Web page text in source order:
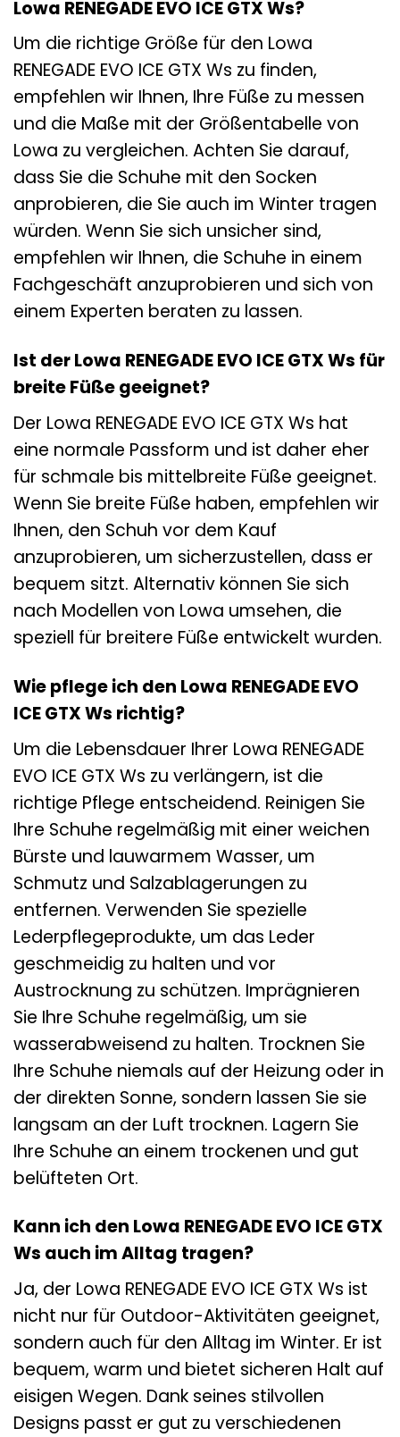
Lowa RENEGADE EVO ICE GTX Ws?
Um die richtige Größe für den Lowa
RENEGADE EVO ICE GTX Ws zu finden,
empfehlen wir Ihnen, Ihre Füße zu messen
und die Maße mit der Größentabelle von
Lowa zu vergleichen. Achten Sie darauf,
dass Sie die Schuhe mit den Socken
anprobieren, die Sie auch im Winter tragen
würden. Wenn Sie sich unsicher sind,
empfehlen wir Ihnen, die Schuhe in einem
Fachgeschäft anzuprobieren und sich von
einem Experten beraten zu lassen.
Ist der Lowa RENEGADE EVO ICE GTX Ws für
breite Füße geeignet?
Der Lowa RENEGADE EVO ICE GTX Ws hat
eine normale Passform und ist daher eher
für schmale bis mittelbreite Füße geeignet.
Wenn Sie breite Füße haben, empfehlen wir
Ihnen, den Schuh vor dem Kauf
anzuprobieren, um sicherzustellen, dass er
bequem sitzt. Alternativ können Sie sich
nach Modellen von Lowa umsehen, die
speziell für breitere Füße entwickelt wurden.
Wie pflege ich den Lowa RENEGADE EVO
ICE GTX Ws richtig?
Um die Lebensdauer Ihrer Lowa RENEGADE
EVO ICE GTX Ws zu verlängern, ist die
richtige Pflege entscheidend. Reinigen Sie
Ihre Schuhe regelmäßig mit einer weichen
Bürste und lauwarmem Wasser, um
Schmutz und Salzablagerungen zu
entfernen. Verwenden Sie spezielle
Lederpflegeprodukte, um das Leder
geschmeidig zu halten und vor
Austrocknung zu schützen. Imprägnieren
Sie Ihre Schuhe regelmäßig, um sie
wasserabweisend zu halten. Trocknen Sie
Ihre Schuhe niemals auf der Heizung oder in
der direkten Sonne, sondern lassen Sie sie
langsam an der Luft trocknen. Lagern Sie
Ihre Schuhe an einem trockenen und gut
belüfteten Ort.
Kann ich den Lowa RENEGADE EVO ICE GTX
Ws auch im Alltag tragen?
Ja, der Lowa RENEGADE EVO ICE GTX Ws ist
nicht nur für Outdoor-Aktivitäten geeignet,
sondern auch für den Alltag im Winter. Er ist
bequem, warm und bietet sicheren Halt auf
eisigen Wegen. Dank seines stilvollen
Designs passt er gut zu verschiedenen